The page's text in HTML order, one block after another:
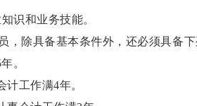
识和业务技能。
除具备基本条件外，还必须具备下
年。
计工作满4年。